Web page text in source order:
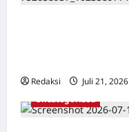
Redaksi Juli 21, 2026
Uncategorized